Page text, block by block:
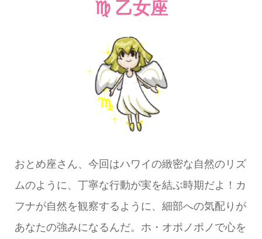
♍ 乙女座
おとめ座さん、今回はハワイの緻密な自然のリズ
ムのように、丁寧な行動が実を結ぶ時期だよ！カ
フナが自然を観察するように、細部への気配りが
あなたの強みになるんだ。ホ・オポノポノで心を